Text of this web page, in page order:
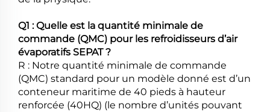
Q1 : Quelle est la quantité minimale de
commande (QMC) pour les refroidisseurs d’air
évaporatifs SEPAT ?
R : Notre quantité minimale de commande
(QMC) standard pour un modèle donné est d’un
conteneur maritime de 40 pieds à hauteur
renforcée (40HQ) (le nombre d’unités pouvant